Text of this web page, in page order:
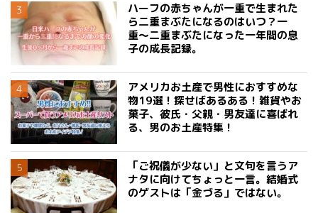
ハーフの赤ちゃんが一重で生まれた
ら二重まぶたになるのはいつ？一
重〜二重まぶたになった一年間の息
子の成長記録。
アメリカお土産で男性におすすめな
物19選！探せばあるある！雑貨やお
菓子、彼氏・父親・男友達に喜ばれ
る、男のお土産特集！
「ご祝儀が少ない」と文句を言うア
ナタに向けてちょっと一言。結婚式
のゲストは「金づる」ではない。